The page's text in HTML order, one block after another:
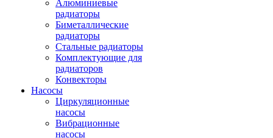
Алюминиевые
радиаторы
Биметаллические
радиаторы
Стальные радиаторы
Комплектующие для
радиаторов
Конвекторы
Насосы
Циркуляционные
насосы
Вибрационные
насосы